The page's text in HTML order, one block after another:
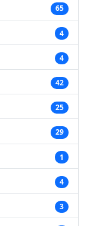
65
4
4
42
25
29
1
4
3